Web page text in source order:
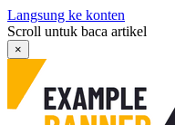
Langsung ke konten
Scroll untuk baca artikel
×